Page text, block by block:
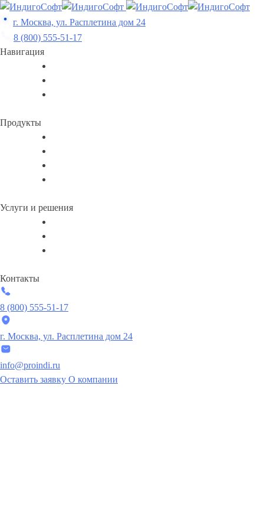
Skip
to
content
г. Москва, ул. Расплетина дом 24
8 (800) 555-51-17
Навигация
Продукты
Услуги и решения
Контакты
8 (800) 555-51-17
г. Москва, ул. Расплетина дом 24
info@proindi.ru
Оставить заявку О компании